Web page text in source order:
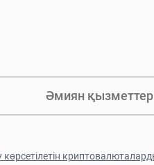
Әмиян